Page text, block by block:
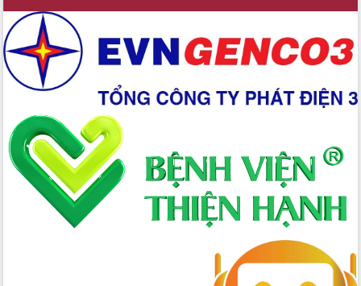
Xây dựng nông thôn mới: Nâng cao đời
sống người dân từ những mô hình thiết
thực
Quyết liệt tháo gỡ vướng mắc, đẩy
nhanh tiến độ các dự án trọng điểm
trong Khu kinh tế Nam Phú Yên
Hòn Yến phát triển du lịch gắn với bảo
tồn biển
Lấy ý kiến điều chỉnh Quy hoạch tỉnh
Đắk Lắk thời kỳ 2021-2030, tầm nhìn
đến năm 2050
Phát động chiến dịch 30 ngày đêm
giải phóng mặt bằng Tuyến đường bộ